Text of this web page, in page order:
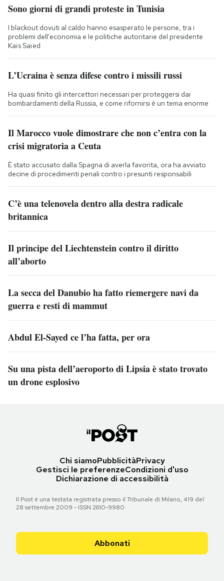
Sono giorni di grandi proteste in Tunisia
I blackout dovuti al caldo hanno esasperato le persone, tra i
problemi dell'economia e le politiche autoritarie del presidente
Kaïs Saïed
L’Ucraina è senza difese contro i missili russi
Ha quasi finito gli intercettori necessari per proteggersi dai
bombardamenti della Russia, e come rifornirsi è un tema enorme
Il Marocco vuole dimostrare che non c’entra con la
crisi migratoria a Ceuta
È stato accusato dalla Spagna di averla favorita, ora ha avviato
decine di procedimenti penali contro i presunti responsabili
C’è una telenovela dentro alla destra radicale
britannica
Il principe del Liechtenstein contro il diritto
all’aborto
La secca del Danubio ha fatto riemergere navi da
guerra e resti di mammut
Abdul El-Sayed ce l’ha fatta, per ora
Su una pista dell’aeroporto di Lipsia è stato trovato
un drone esplosivo
Chi siamoPubblicitàPrivacy
Gestisci le preferenzeCondizioni d'uso
Dichiarazione di accessibilità
Il Post è una testata registrata presso il Tribunale di Milano, 419 del
28 settembre 2009 - ISSN 2610-9980
Abbonati